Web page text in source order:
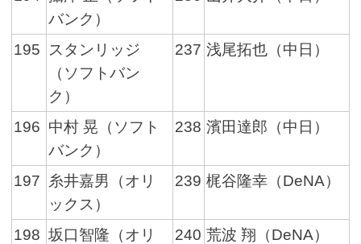
バンク）
195
スタンリッジ
（ソフトバン
ク）
237 浅尾拓也（中日）
196 中村 晃（ソフト
バンク）
238 濱田達郎（中日）
197
糸井嘉男（オリ
ックス）
239 梶谷隆幸（DeNA）
198 坂口智隆（オリ
240 荒波 翔（DeNA）